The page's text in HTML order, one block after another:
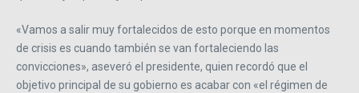
«Vamos a salir muy fortalecidos de esto porque en momentos
de crisis es cuando también se van fortaleciendo las
convicciones», aseveró el presidente, quien recordó que el
objetivo principal de su gobierno es acabar con «el régimen de